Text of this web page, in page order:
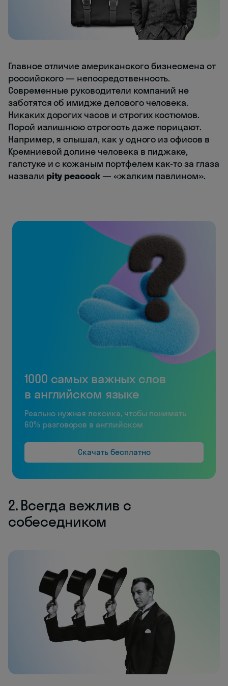
Главное отличие американского бизнесмена от
российского — непосредственность.
Современные руководители компаний не
заботятся об имидже делового человека.
Никаких дорогих часов и строгих костюмов.
Порой излишнюю строгость даже порицают.
Например, я слышал, как у одного из офисов в
Кремниевой долине человека в пиджаке,
галстуке и с кожаным портфелем как-то за глаза
назвали pity peacock — «жалким павлином».
1000 самых важных слов
в английском языке
Реально нужная лексика, чтобы понимать
60% разговоров в английском
Скачать бесплатно
2. Всегда вежлив с
собеседником